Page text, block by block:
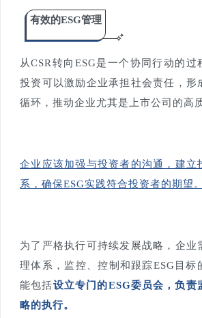
有效的ESG管理
从CSR转向ESG是一个协同行动的过
投资可以激励企业承担社会责任，形
循环，推动企业尤其是上市公司的高
企业应该加强与投资者的沟通，建立
系，确保ESG实践符合投资者的期望。
为了严格执行可持续发展战略，企业
理体系，监控、控制和跟踪ESG目标
能包括设立专门的ESG委员会，负责
略的执行。